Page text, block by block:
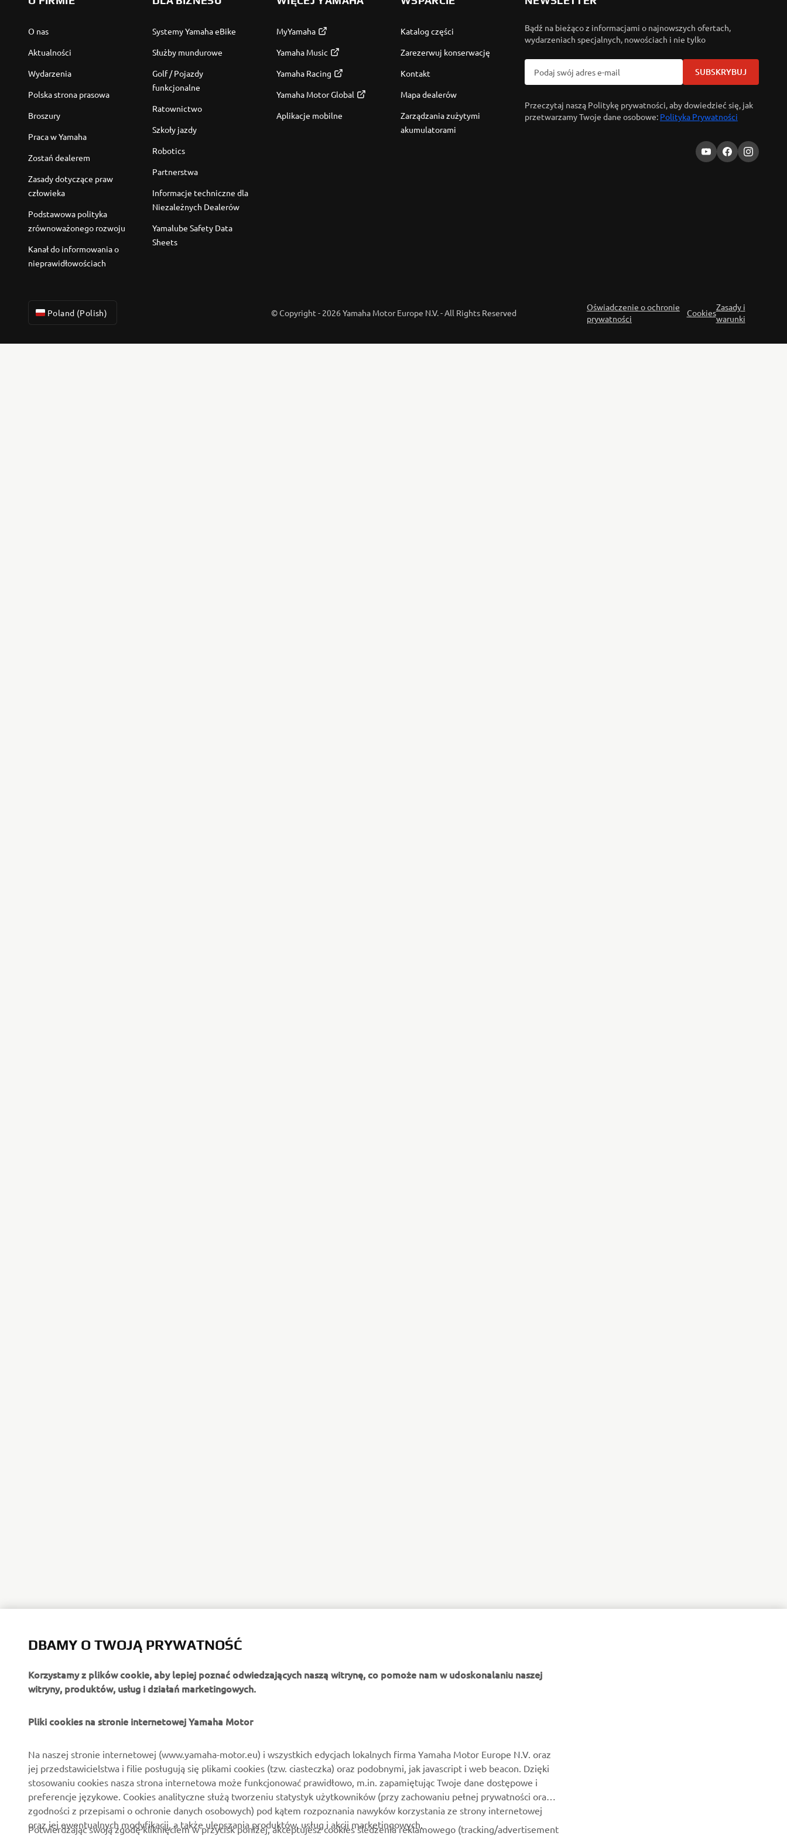
O nas
Aktualności
Wydarzenia
Polska strona prasowa
Broszury
Praca w Yamaha
Zostań dealerem
Zasady dotyczące praw
człowieka
Podstawowa polityka
zrównoważonego rozwoju
Kanał do informowania o
nieprawidłowościach
Systemy Yamaha eBike
Służby mundurowe
Golf / Pojazdy
funkcjonalne
Ratownictwo
Szkoły jazdy
Robotics
Partnerstwa
Informacje techniczne dla
Niezależnych Dealerów
Yamalube Safety Data
Sheets
MyYamaha
Yamaha Music
Yamaha Racing
Yamaha Motor Global
Aplikacje mobilne
Katalog części
Zarezerwuj konserwację
Kontakt
Mapa dealerów
Zarządzania zużytymi
akumulatorami
Bądź na bieżąco z informacjami o najnowszych ofertach,
wydarzeniach specjalnych, nowościach i nie tylko
SUBSKRYBUJ
Przeczytaj naszą Politykę prywatności, aby dowiedzieć się, jak
przetwarzamy Twoje dane osobowe: Polityka Prywatności
Poland (Polish) © Copyright - 2026 Yamaha Motor Europe N.V. - All Rights Reserved
Oświadczenie o ochronie
prywatności
Cookies
Zasady i
warunki
DBAMY O TWOJĄ PRYWATNOŚĆ
Korzystamy z plików cookie, aby lepiej poznać odwiedzających naszą witrynę, co pomoże nam w udoskonalaniu naszej
witryny, produktów, usług i działań marketingowych.
Pliki cookies na stronie internetowej Yamaha Motor
Na naszej stronie internetowej (www.yamaha-motor.eu) i wszystkich edycjach lokalnych firma Yamaha Motor Europe N.V. oraz
jej przedstawicielstwa i filie posługują się plikami cookies (tzw. ciasteczka) oraz podobnymi, jak javascript i web beacon. Dzięki
stosowaniu cookies nasza strona internetowa może funkcjonować prawidłowo, m.in. zapamiętując Twoje dane dostępowe i
preferencje językowe. Cookies analityczne służą tworzeniu statystyk użytkowników (przy zachowaniu pełnej prywatności oraz
zgodności z przepisami o ochronie danych osobowych) pod kątem rozpoznania nawyków korzystania ze strony internetowej
oraz jej ewentualnych modyfikacji, a także ulepszania produktów, usług i akcji marketingowych.
Potwierdzając swoją zgodę kliknięciem w przycisk poniżej, akceptujesz cookies śledzenia reklamowego (tracking/advertisement